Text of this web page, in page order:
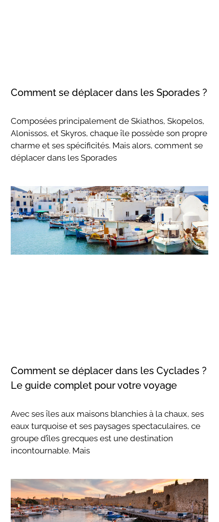
Comment se déplacer dans les Sporades ?
Composées principalement de Skiathos, Skopelos,
Alonissos, et Skyros, chaque île possède son propre
charme et ses spécificités. Mais alors, comment se
déplacer dans les Sporades
Comment se déplacer dans les Cyclades ?
Le guide complet pour votre voyage
Avec ses îles aux maisons blanchies à la chaux, ses
eaux turquoise et ses paysages spectaculaires, ce
groupe d’îles grecques est une destination
incontournable. Mais